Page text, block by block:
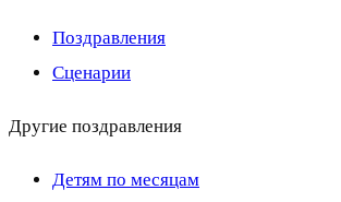
Поздравления
Сценарии
Другие поздравления
Детям по месяцам